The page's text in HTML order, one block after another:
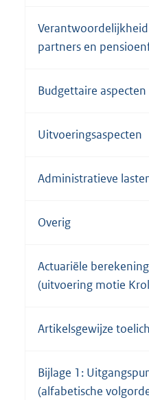
Verantwoordelijkheid
partners en
Budgettaire aspecten
Uitvoeringsaspecten
Administratieve
Overig
Actuariële
(uitvoering motie
Artikelsgewijze
Bijlage 1:
(alfabetische